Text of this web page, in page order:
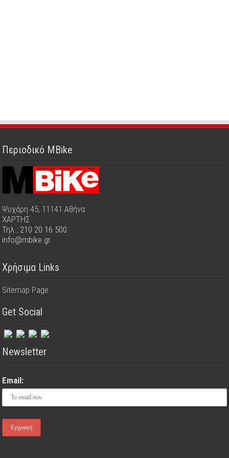
Περιοδικό MBike
Ψυχάρη 45, 11141 Αθήνα
ΧΑΡΤΗΣ
Τηλ.: 210 20 16 500
info@mbike.gr
Χρήσιμα Links
Sitemap Page
Get Social
Newsletter
Email: